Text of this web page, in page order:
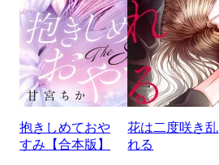
抱きしめておや
すみ【合本版】
花は二度咲き乱
れる